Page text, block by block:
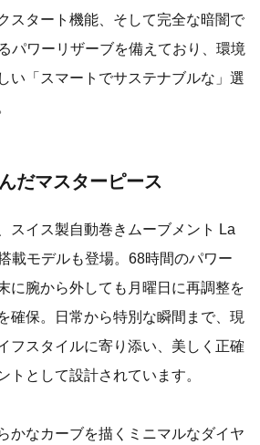
スタート機能、そして完全な暗闇で
パワーリザーブを備えており、環境
い「スマートでサステナブルな」選
だマスターピース
スイス製自動巻きムーブメント La
載モデルも登場。68時間のパワー
に腕から外しても月曜日に再調整を
確保。日常から特別な瞬間まで、現
フスタイルに寄り添い、美しく正確
トとして設計されています。
かなカーブを描くミニマルなダイヤ